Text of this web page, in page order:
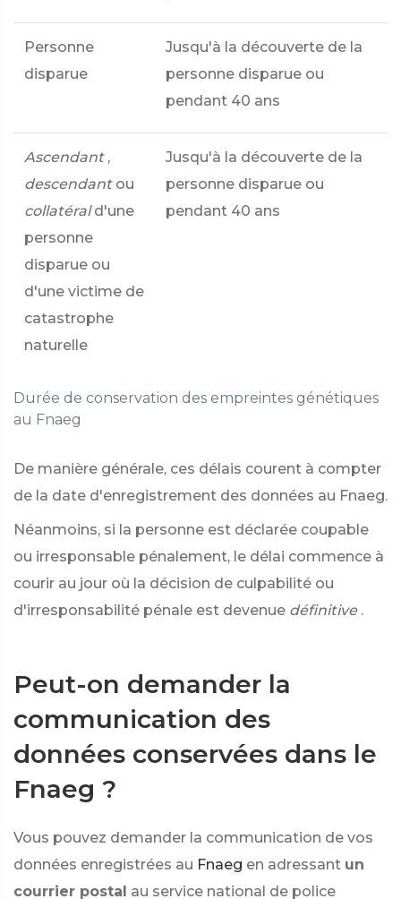
Durée de conservation des empreintes génétiques
au Fnaeg
Personne
disparue
Jusqu'à la découverte de la
personne disparue ou
pendant 40 ans
Ascendant ,
descendant ou
collatéral d'une
personne
disparue ou
d'une victime de
catastrophe
naturelle
Jusqu'à la découverte de la
personne disparue ou
pendant 40 ans
De manière générale, ces délais courent à compter
de la date d'enregistrement des données au Fnaeg.
Néanmoins, si la personne est déclarée coupable
ou irresponsable pénalement, le délai commence à
courir au jour où la décision de culpabilité ou
d'irresponsabilité pénale est devenue définitive .
Peut-on demander la
communication des
données conservées dans le
Fnaeg ?
Vous pouvez demander la communication de vos
données enregistrées au Fnaeg en adressant un
courrier postal au service national de police